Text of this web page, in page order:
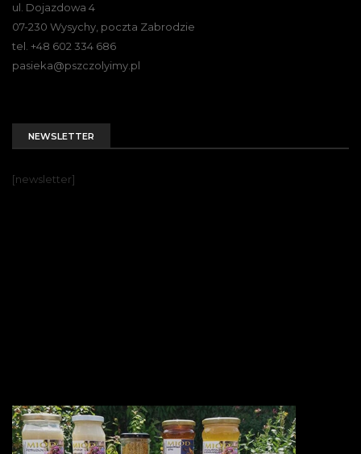
ul. Dojazdowa 4
07-230 Wysychy, poczta Zabrodzie
tel. +48 602 334 686
pasieka@pszczolyimy.pl
NEWSLETTER
[newsletter]